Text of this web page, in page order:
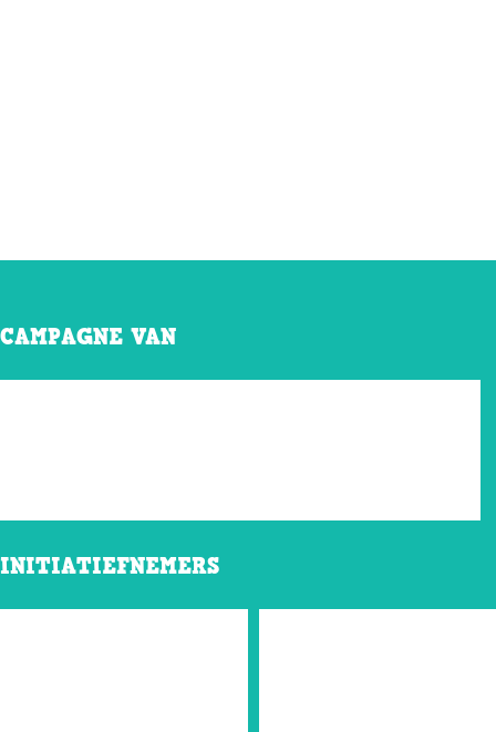
CAMPAGNE VAN
INITIATIEFNEMERS